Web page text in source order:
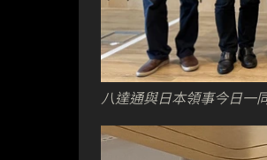
八達通與日本領事今日一